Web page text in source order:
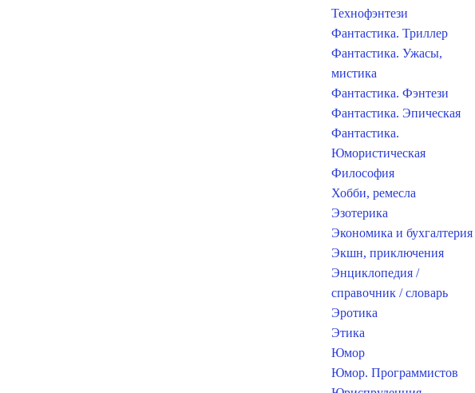
Технофэнтези
Фантастика. Триллер
Фантастика. Ужасы,
мистика
Фантастика. Фэнтези
Фантастика. Эпическая
Фантастика.
Юмористическая
Философия
Хобби, ремесла
Эзотерика
Экономика и бухгалтерия
Экшн, приключения
Энциклопедия /
справочник / словарь
Эротика
Этика
Юмор
Юмор. Программистов